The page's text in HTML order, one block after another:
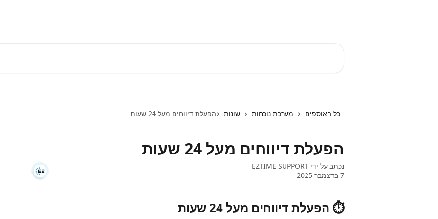
כל האוספים מערכת נוכחות שונות הפעלת דיווחים מעל 24 שעות
הפעלת דיווחים מעל 24 שעות
נכתב על ידי EZTIME SUPPORT
7 בדצמבר 2025
⏱️ הפעלת דיווחים מעל 24 שעות